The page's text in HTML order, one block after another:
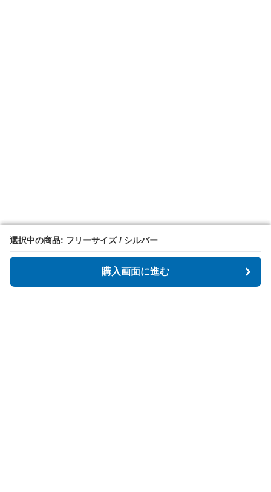
選択中の商品: フリーサイズ / シルバー
購入画面に進む
選択中の商品: フリーサイズ / シルバー
購入画面に進む